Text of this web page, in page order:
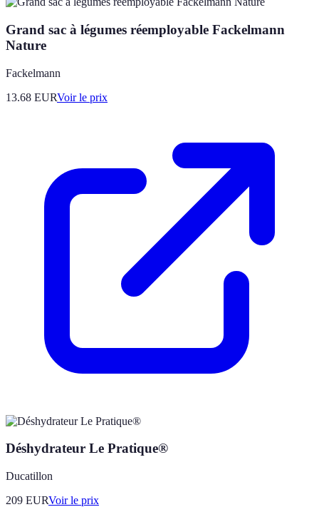
Grand sac à légumes réemployable Fackelmann
Nature
Fackelmann
13.68 EURVoir le prix
Déshydrateur Le Pratique®
Ducatillon
209 EURVoir le prix